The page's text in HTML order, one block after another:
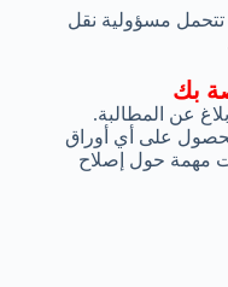
بك
عن المطالبة.
على أي أوراق
مهمة حول إصلاح
مسؤولية نقل